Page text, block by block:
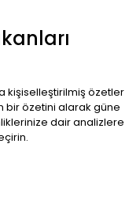
kişiselleştirilmiş özetler
bir özetini alarak güne
dair analizlere